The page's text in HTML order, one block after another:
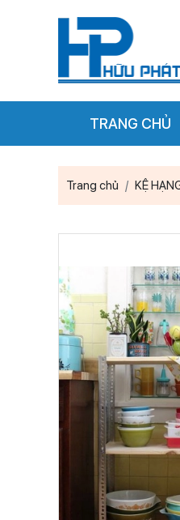
TRANG CHỦ
Trang chủ KỆ